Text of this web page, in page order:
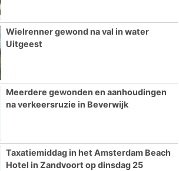
Wielrenner gewond na val in water
Uitgeest
Meerdere gewonden en aanhoudingen
na verkeersruzie in Beverwijk
Taxatiemiddag in het Amsterdam Beach
Hotel in Zandvoort op dinsdag 25